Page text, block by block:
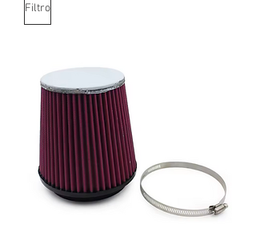
Filtro